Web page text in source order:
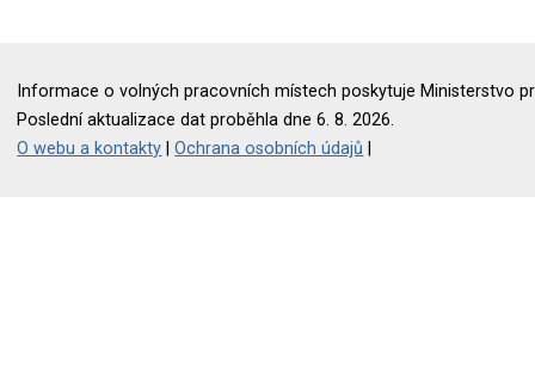
Informace o volných pracovních místech poskytuje Ministerstvo
Poslední aktualizace dat proběhla dne 6. 8. 2026.
O webu a kontakty |Ochrana osobních údajů